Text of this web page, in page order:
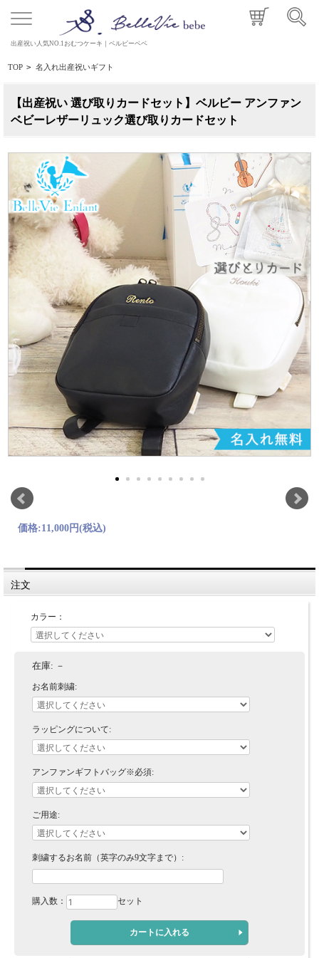
出産祝い人気NO.1おむつケーキ｜ベルビーベベ
TOP > 名入れ出産祝いギフト
【出産祝い 選び取りカードセット】ベルビー アンファン
ベビーレザーリュック選び取りカードセット
価格:11,000円(税込)
注文
カラー：
在庫: －
お名前刺繍:
ラッピングについて:
アンファンギフトバッグ※必須:
ご用途:
刺繍するお名前（英字のみ9文字まで）:
購入数： セット